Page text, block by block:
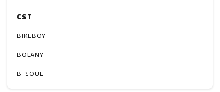
CST
BIKEBOY
BOLANY
B-SOUL